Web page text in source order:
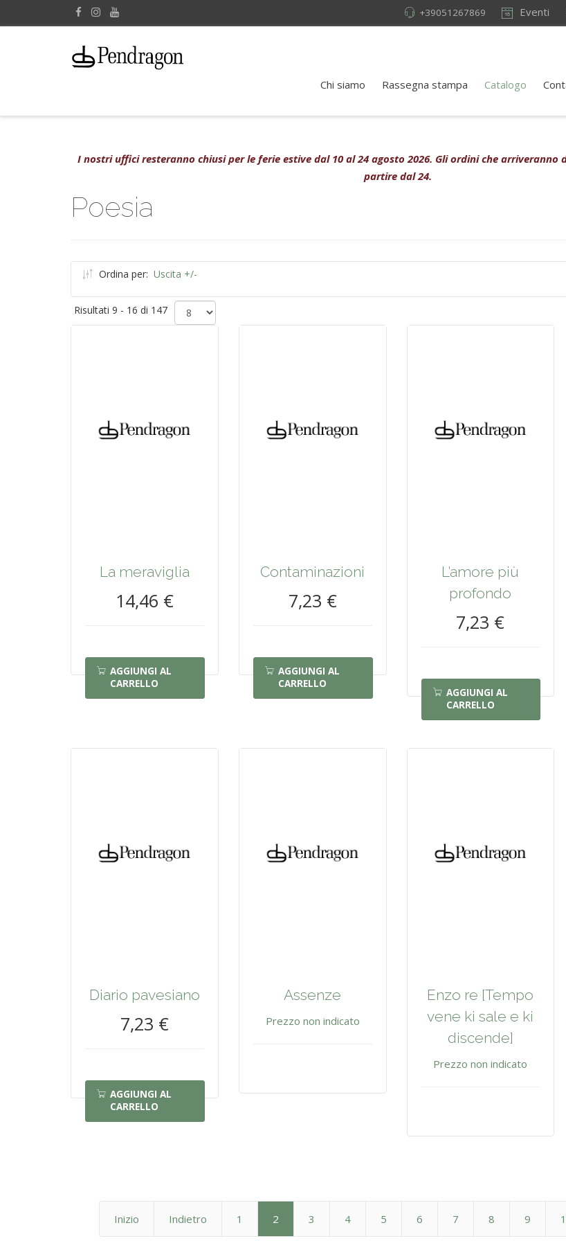
Eventi
+39051267869
Chi siamo Rassegna stampa Catalogo
I nostri uffici resteranno chiusi per le ferie estive dal 10 al 24 agosto 2026. Gli ordini che arriveranno
partire dal 24.
Poesia
Ordina per: Uscita +/-
Risultati 9 - 16 di 147
La meraviglia
14,46 €
AGGIUNGI AL
CARRELLO
Contaminazioni
7,23 €
AGGIUNGI AL
CARRELLO
L’amore più
profondo
7,23 €
AGGIUNGI AL
CARRELLO
Diario pavesiano
7,23 €
AGGIUNGI AL
CARRELLO
Assenze
Prezzo non indicato
Enzo re [Tempo
vene ki sale e ki
discende]
Prezzo non indicato
Inizio Indietro 1 2 3 4 5 6 7 8 9